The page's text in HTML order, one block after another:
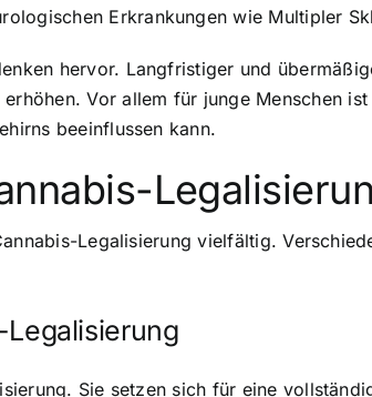
Erkrankungen wie Multipler
hervor. Langfristiger und
Vor allem für junge Menschen
beeinflussen kann.
Legalisierung vielfältig.
Sie setzen sich für eine